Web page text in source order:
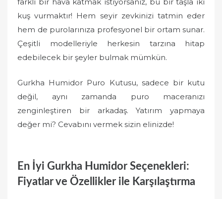
kuş vurmaktır! Hem seyir zevkinizi tatmin eder
hem de purolarınıza profesyonel bir ortam sunar.
Çeşitli modelleriyle herkesin tarzına hitap
edebilecek bir şeyler bulmak mümkün.
Gurkha Humidor Puro Kutusu, sadece bir kutu
değil, aynı zamanda puro maceranızı
zenginleştiren bir arkadaş. Yatırım yapmaya
değer mi? Cevabını vermek sizin elinizde!
En İyi Gurkha Humidor Seçenekleri:
Fiyatlar ve Özellikler ile Karşılaştırma